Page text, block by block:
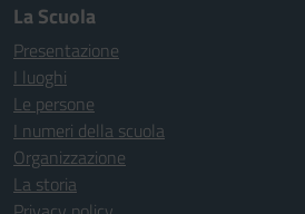
La Scuola
Presentazione
I luoghi
Le persone
I numeri della scuola
Organizzazione
La storia